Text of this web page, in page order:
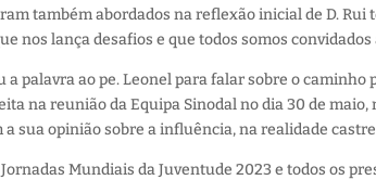
também abordados na reflexão inicial de D. Rui
nos lança desafios e que todos somos convidados
a palavra ao pe. Leonel para falar sobre o caminho
na reunião da Equipa Sinodal no dia 30 de maio,
sua opinião sobre a influência, na realidade
Mundiais da Juventude 2023 e todos os